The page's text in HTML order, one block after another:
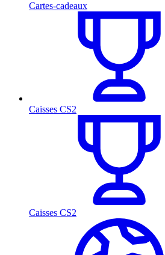
Cartes-cadeaux
Caisses CS2
Caisses CS2